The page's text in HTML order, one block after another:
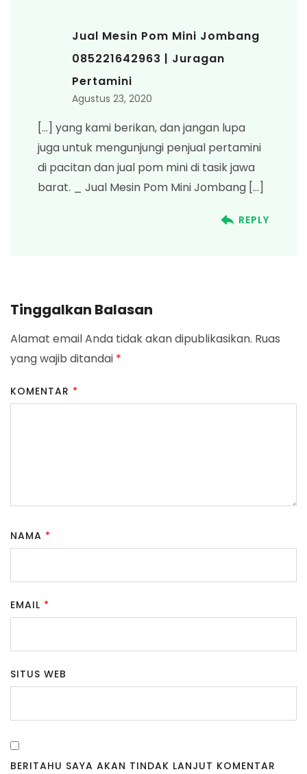
Jual Mesin Pom Mini Jombang
085221642963 | Juragan
Pertamini
Agustus 23, 2020
[…] yang kami berikan, dan jangan lupa
juga untuk mengunjungi penjual pertamini
di pacitan dan jual pom mini di tasik jawa
barat. _ Jual Mesin Pom Mini Jombang […]
REPLY
Tinggalkan Balasan
Alamat email Anda tidak akan dipublikasikan. Ruas
yang wajib ditandai *
KOMENTAR *
NAMA *
EMAIL *
SITUS WEB
BERITAHU SAYA AKAN TINDAK LANJUT KOMENTAR